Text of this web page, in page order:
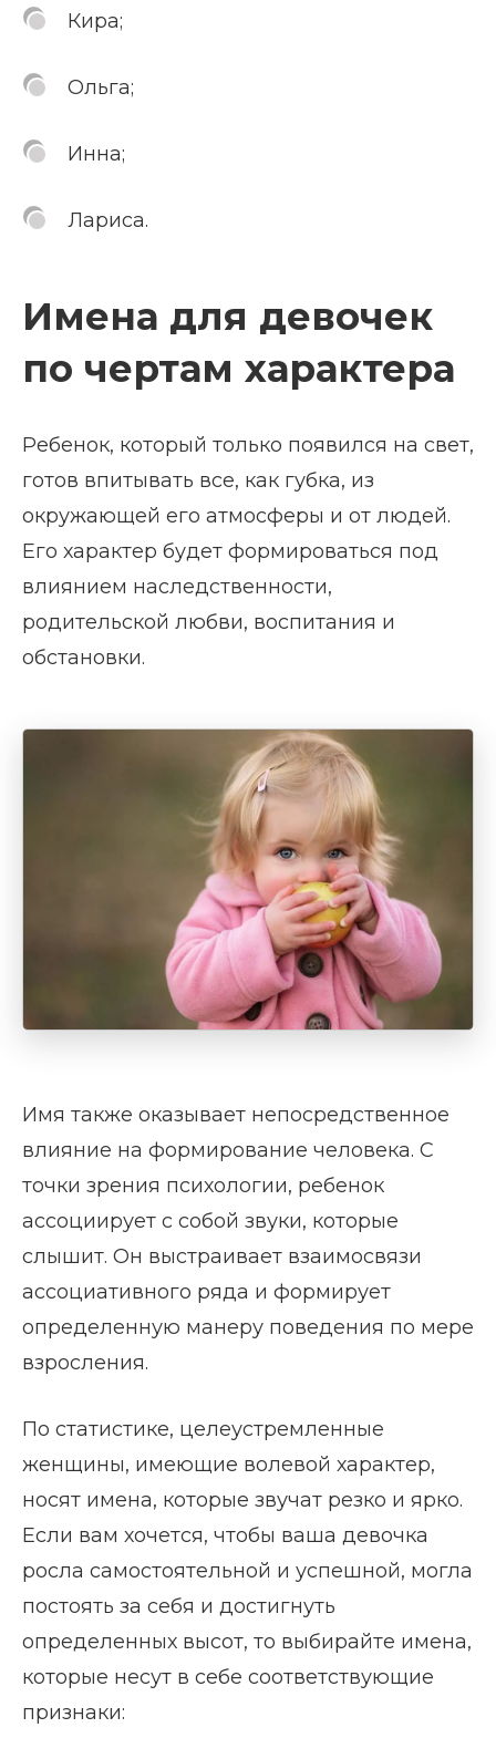
Кира;
Ольга;
Инна;
Лариса.
Имена для девочек
по чертам характера
Ребенок, который только появился на свет,
готов впитывать все, как губка, из
окружающей его атмосферы и от людей.
Его характер будет формироваться под
влиянием наследственности,
родительской любви, воспитания и
обстановки.
Имя также оказывает непосредственное
влияние на формирование человека. С
точки зрения психологии, ребенок
ассоциирует с собой звуки, которые
слышит. Он выстраивает взаимосвязи
ассоциативного ряда и формирует
определенную манеру поведения по мере
взросления.
По статистике, целеустремленные
женщины, имеющие волевой характер,
носят имена, которые звучат резко и ярко.
Если вам хочется, чтобы ваша девочка
росла самостоятельной и успешной, могла
постоять за себя и достигнуть
определенных высот, то выбирайте имена,
которые несут в себе соответствующие
признаки: